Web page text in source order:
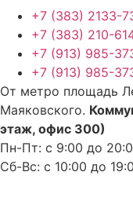
+7 (383) 2133-
+7 (383) 210-
+7 (913) 985-
+7 (913) 985-
От метро площадь
Маяковского.
этаж, офис 300)
Пн-Пт: с 9:00 до
Сб-Вс: с 10:00 до